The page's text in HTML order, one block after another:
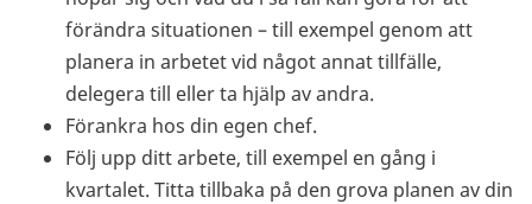
förändra situationen – till exempel genom att
planera in arbetet vid något annat tillfälle,
delegera till eller ta hjälp av andra.
Förankra hos din egen chef.
Följ upp ditt arbete, till exempel en gång i
kvartalet. Titta tillbaka på den grova planen av din